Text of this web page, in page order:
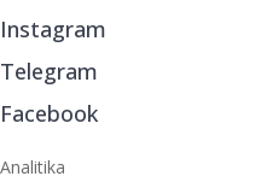
Ijtimoiy tarmoqlarda
Instagram
Telegram